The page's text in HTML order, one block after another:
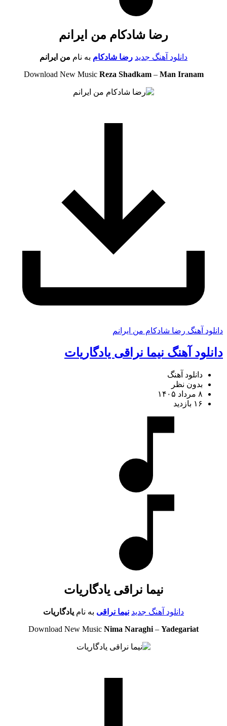
رضا شادکام من ایرانم
دانلود آهنگ جدید رضا شادکام به نام من ایرانم
Download New Music Reza Shadkam– Man Iranam
دانلود آهنگ رضا شادکام من ایرانم
دانلود آهنگ نیما نراقی یادگاریات
دانلود آهنگ
بدون نظر
۸ مرداد ۱۴۰۵
۱۶ بازدید
نیما نراقی یادگاریات
دانلود آهنگ جدید نیما نراقی به نام یادگاریات
Download New Music Nima Naraghi – Yadegariat